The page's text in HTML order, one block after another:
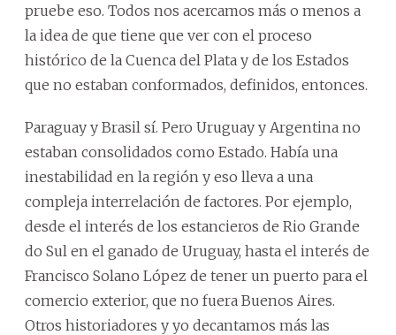
pruebe eso. Todos nos acercamos más o menos a
la idea de que tiene que ver con el proceso
histórico de la Cuenca del Plata y de los Estados
que no estaban conformados, definidos, entonces.
Paraguay y Brasil sí. Pero Uruguay y Argentina no
estaban consolidados como Estado. Había una
inestabilidad en la región y eso lleva a una
compleja interrelación de factores. Por ejemplo,
desde el interés de los estancieros de Rio Grande
do Sul en el ganado de Uruguay, hasta el interés de
Francisco Solano López de tener un puerto para el
comercio exterior, que no fuera Buenos Aires.
Otros historiadores y yo decantamos más las